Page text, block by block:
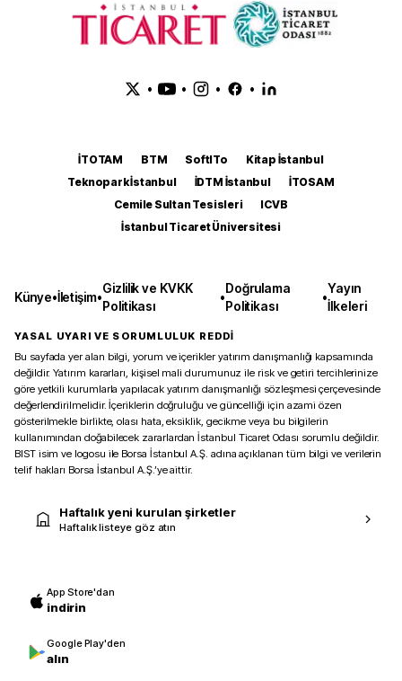
• • • •
İTOTAM BTM SoftITo
Kitap İstanbul
Teknopark İstanbul
İDTM İstanbul
İTOSAM
Cemile Sultan Tesisleri
ICVB
İstanbul Ticaret Üniversitesi
Künye•İletişim•
Gizlilik ve KVKK
Politikası
•
Doğrulama
Politikası
•
Yayın
İlkeleri
YASAL UYARI VE SORUMLULUK REDDİ
Bu sayfada yer alan bilgi, yorum ve içerikler yatırım danışmanlığı kapsamında
değildir. Yatırım kararları, kişisel mali durumunuz ile risk ve getiri tercihlerinize
göre yetkili kurumlarla yapılacak yatırım danışmanlığı sözleşmesi çerçevesinde
değerlendirilmelidir. İçeriklerin doğruluğu ve güncelliği için azami özen
gösterilmekle birlikte, olası hata, eksiklik, gecikme veya bu bilgilerin
kullanımından doğabilecek zararlardan İstanbul Ticaret Odası sorumlu değildir.
BIST isim ve logosu ile Borsa İstanbul A.Ş. adına açıklanan tüm bilgi ve verilerin
telif hakları Borsa İstanbul A.Ş.’ye aittir.
Haftalık yeni kurulan şirketler
Haftalık listeye göz atın
App Store'dan
indirin
Google Play'den
alın